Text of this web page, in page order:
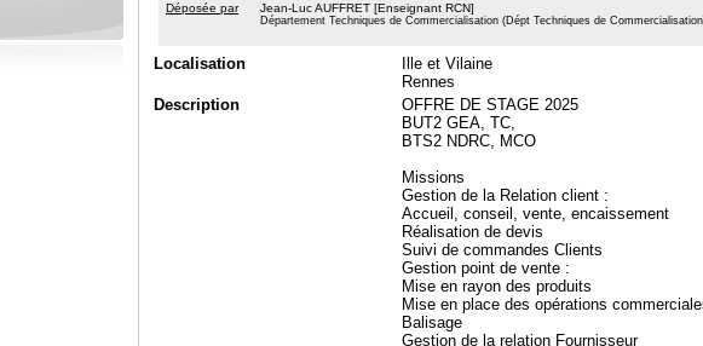
Déposée par Jean-Luc AUFFRET [Enseignant RCN]
Département Techniques de Commercialisation (Dépt Techniques de
Localisation
Ille et Vilaine
Rennes
Description
OFFRE DE STAGE 2025
BUT2 GEA, TC,
BTS2 NDRC, MCO
Missions
Gestion de la Relation client :
Accueil, conseil, vente, encaissement
Réalisation de devis
Suivi de commandes Clients
Gestion point de vente :
Mise en rayon des produits
Mise en place des opérations
Balisage
Gestion de la relation Fournisseur